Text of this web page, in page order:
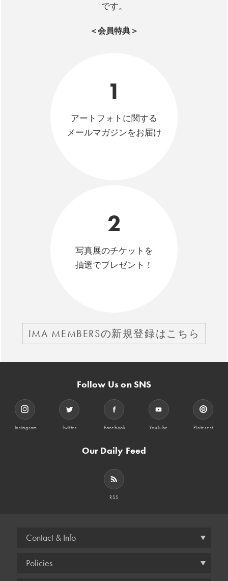
です。
＜会員特典＞
1
アートフォトに関する
メールマガジンをお届け
2
写真展のチケットを
抽選でプレゼント！
IMA MEMBERSの新規登録はこちら
Follow Us on SNS
Instagram Twitter Facebook YouTube Pinterest
Our Daily Feed
RSS
Contact & Info
Policies